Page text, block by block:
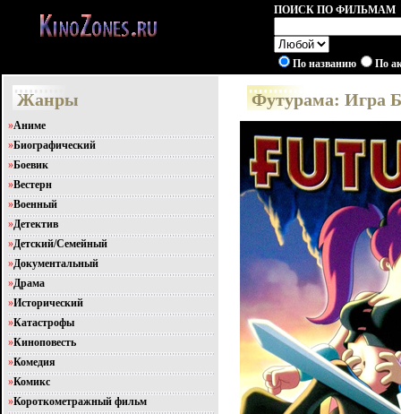
ПОИСК ПО ФИЛЬМАМ
По названию По
Жанры
»Аниме
»Биографический
»Боевик
»Вестерн
»Военный
»Детектив
»Детский/Семейный
»Документальный
»Драма
»Исторический
»Катастрофы
»Киноповесть
»Комедия
»Комикс
»Короткометражный фильм
Футурама: Игра